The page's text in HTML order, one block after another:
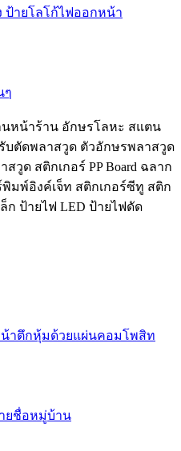
ป้ายโลโก้ไฟออกหน้า
ๆ
นหน้าร้าน อักษรโลหะ สแตน
บตัดพลาสวูด ตัวอักษรพลาสวูด
วูด สติกเกอร์ PP Board ฉลาก
มพ์อิงค์เจ็ท สติกเกอร์ซีทู สติก
ก ป้ายไฟ LED ป้ายไฟดัด
น้าตึกหุ้มด้วยแผ่นคอมโพสิท
ยชื่อหมู่บ้าน